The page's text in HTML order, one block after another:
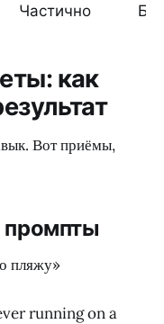
Частично
как
Вот приёмы,
промпты
пляжу»
running on a